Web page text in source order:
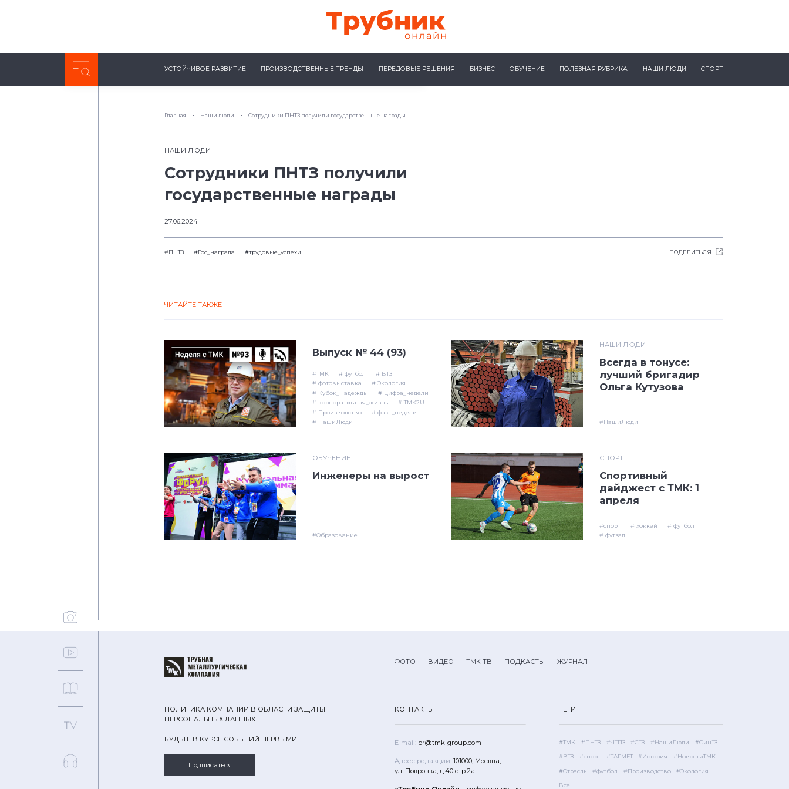
Неделя с ТМК. Выпуск №27 (225)
УСТОЙЧИВОЕ РАЗВИТИЕ ПРОИЗВОДСТВЕННЫЕ ТРЕНДЫ ПЕРЕДОВЫЕ РЕШЕНИЯ БИЗНЕС ОБУЧЕНИЕ ПОЛЕЗНАЯ РУБРИКА НАШИ ЛЮДИ СПОРТ
Главная Наши люди Сотрудники ПНТЗ получили государственные награды
НАШИ ЛЮДИ
Сотрудники ПНТЗ получили
государственные награды
27.06.2024
#ПНТЗ #Гос_награда #трудовые_успехи ПОДЕЛИТЬСЯ
ЧИТАЙТЕ ТАКЖЕ
Выпуск № 44 (93)
#ТМК # футбол
# ВТЗ
# фотовыставка
# Экология
# Кубок_Надежды
# цифра_недели
# корпоративная_жизнь
# ТМК2U
# Производство
# факт_недели
# НашиЛюди
НАШИ ЛЮДИ
Всегда в тонусе:
лучший бригадир
Ольга Кутузова
#НашиЛюди
ОБУЧЕНИЕ
Инженеры на вырост
#Образование
СПОРТ
Спортивный
дайджест с ТМК: 1
апреля
#спорт # хоккей
# футбол
# футзал
ФОТО ВИДЕО ТМК ТВ ПОДКАСТЫ ЖУРНАЛ
ПОЛИТИКА КОМПАНИИ В ОБЛАСТИ ЗАЩИТЫ
ПЕРСОНАЛЬНЫХ ДАННЫХ
БУДЬТЕ В КУРСЕ СОБЫТИЙ ПЕРВЫМИ
Подписаться
КОНТАКТЫ
E-mail: pr@tmk-group.com
Адрес редакции: 101000, Москва,
ул. Покровка, д.40 стр.2а
ТЕГИ
#ТМК #ПНТЗ #ЧТПЗ #СТЗ #НашиЛюди #СинТЗ
#ВТЗ #спорт #ТАГМЕТ #История #НовостиТМК
#Отрасль #футбол #Производство #Экология
Все